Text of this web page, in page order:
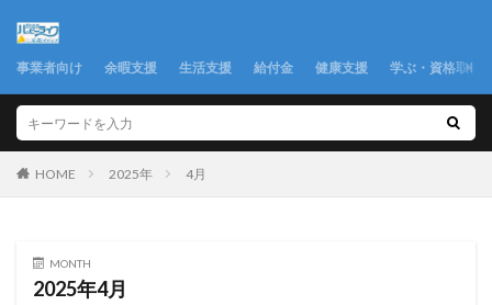
事業者向け 余暇支援 生活支援 給付金 健康支援 学ぶ・資格取得
HOME 2025年 4月
MONTH
2025年4月